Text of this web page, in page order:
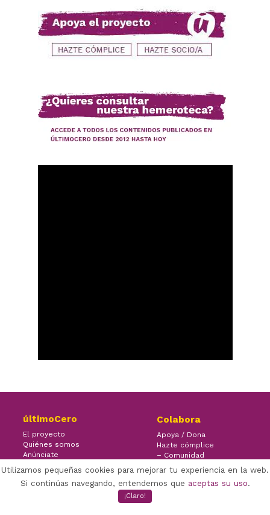
últimoCero
El proyecto
Quiénes somos
Anúnciate
Colabora
Apoya / Dona
Hazte cómplice
– Comunidad
– Ayuda
Utilizamos pequeñas cookies para mejorar tu experiencia en la web.
Si continúas navegando, entendemos que aceptas su uso.
¡Claro!